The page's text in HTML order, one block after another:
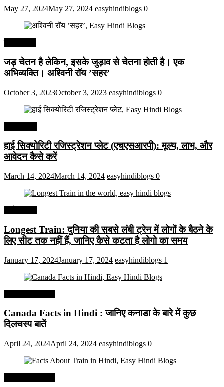
May 27, 2024May 27, 2024 easyhindiblogs 0
जड़ चेतन है लेकिन, इसके जुड़ाव से चेतना होती है। एक
अभिव्यक्ति। अश्विनी रॉय ’सहर’
October 3, 2023October 3, 2023 easyhindiblogs 0
हाई सिक्योरिटी रजिस्ट्रेशन प्लेट (एचएसआरपी): मूल्य, लाभ, और
आवेदन कैसे करें
March 14, 2024March 14, 2024 easyhindiblogs 0
Longest Train: दुनिया की सबसे लंबी ट्रेन में लोगों के बैठने के
लिए सीट तक ​​नहीं हैं, जानिए कैसे कटता है लोगो का समय
January 17, 2024January 17, 2024 easyhindiblogs 1
Canada Facts in Hindi : जानिए कनाडा के बारे में कुछ
दिलचस्प बातें
April 24, 2024April 24, 2024 easyhindiblogs 0